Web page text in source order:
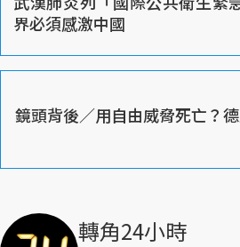
界必須感激中國
鏡頭背後／用自由威脅死亡？
轉角24小時